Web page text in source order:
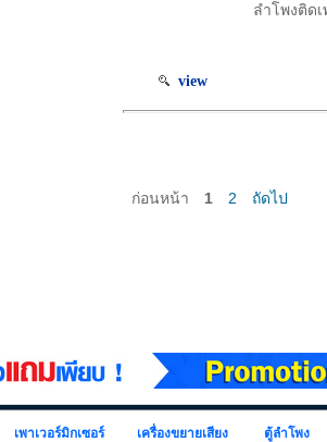
view
ลำโพงติดเ
ก่อนหน้า 1 2 ถัดไป
เพาเวอร์มิกเซอร์ เครื่องขยายเสียง ตู้ลำโพง